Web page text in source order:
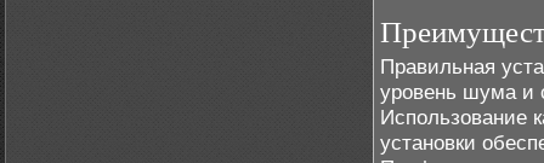
Правильная
уровень шума и
Использование
установки